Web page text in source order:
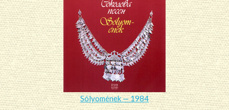
Sólyomének — 1984